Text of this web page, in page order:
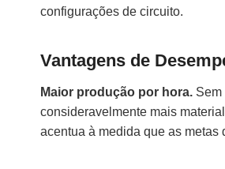
configurações de circuito.
Vantagens de
Maior produção por hora. Sem
consideravelmente mais
acentua à medida que as metas